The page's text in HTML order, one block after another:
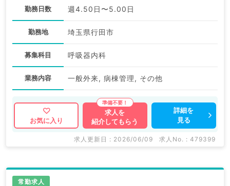
勤務日数 週4.50日〜5.00日
勤務地 埼玉県行田市
募集科目 呼吸器内科
業務内容 一般外来, 病棟管理, その他
お気に入り
求人を
紹介してもらう
詳細を
見る
求人更新日 : 2026/06/09 求人No. : 479399
常勤求人